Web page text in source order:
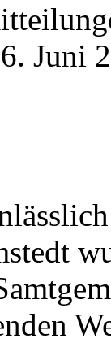
Juni